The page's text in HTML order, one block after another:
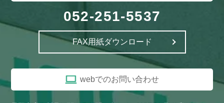
052-251-5537
FAX用紙ダウンロード
webでのお問い合わせ